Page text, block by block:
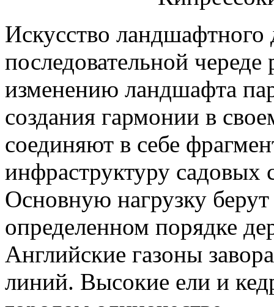
Искусство ландшафтного
последовательной
изменению ландшафта
создания гармонии в
соединяют в себе
инфраструктуру садовых
Основную нагрузку
определенном порядке
Английские газоны
линий. Высокие ели и